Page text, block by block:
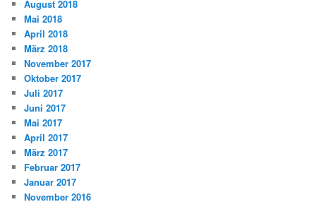
August 2018
Mai 2018
April 2018
März 2018
November 2017
Oktober 2017
Juli 2017
Juni 2017
Mai 2017
April 2017
März 2017
Februar 2017
Januar 2017
November 2016